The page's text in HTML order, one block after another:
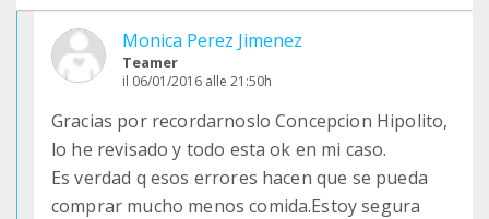
Monica Perez Jimenez
Teamer
il 06/01/2016 alle 21:50h
Gracias por recordarnoslo Concepcion Hipolito,
lo he revisado y todo esta ok en mi caso.
Es verdad q esos errores hacen que se pueda
comprar mucho menos comida.Estoy segura